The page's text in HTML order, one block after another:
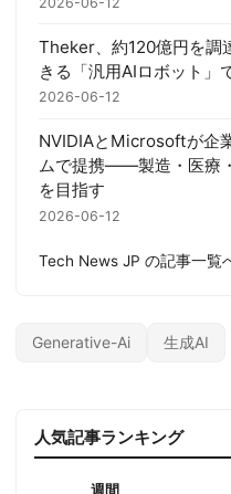
Theker、約120億円を
きる「汎用AIロボット」
2026-06-12
NVIDIAとMicrosoftが企
ムで提携——製造・医療
を目指す
2026-06-12
Tech News JP の記事一覧
Generative-Ai 生成AI
人気記事ランキング
週間